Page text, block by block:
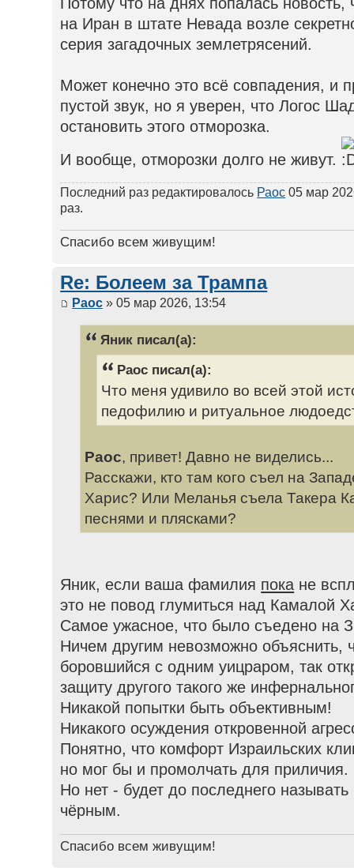
на Иран в штате Невада возле
серия загадочных землетрясений.
Может конечно это всё совпадения, и
пустой звук, но я уверен, что Логос
остановить этого отморозка.
И вообще, отморозки долго не живут.
Последний раз редактировалось Раос 05 мар
раз.
Спасибо всем живущим!
Re: Болеем за Трампа
Раос » 05 мар 2026, 13:54
Яник писал(а):
Раос писал(а):
Что меня удивило во всей этой
педофилию и ритуальное
Раос, привет! Давно не виделись...
Расскажи, кто там кого съел на
Харис? Или Меланья съела Такера
песнями и плясками?
Яник, если ваша фамилия пока не
это не повод глумиться над Камалой
Самое ужасное, что было съедено на
Ничем другим невозможно объяснить,
боровшийся с одним уицраром, так
защиту другого такого же
Никакой попытки быть объективным!
Никакого осуждения откровенной
Понятно, что комфорт Израильских
но мог бы и промолчать для приличия.
Но нет - будет до последнего
чёрным.
Спасибо всем живущим!